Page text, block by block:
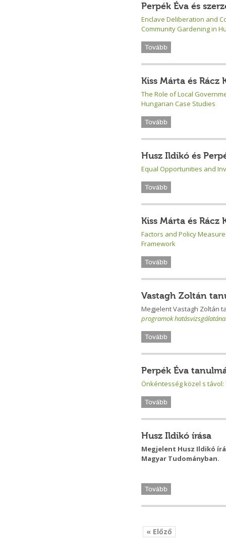
Perpék Éva és
Enclave Deliberation and
Community Gardening in
Tovább
Kiss Márta és
The Role of Local
Hungarian Case Studies
Tovább
Husz Ildikó és
Equal Opportunities and
Tovább
Kiss Márta és Rácz
Factors and Policy
Framework
Tovább
Vastagh Zoltán
Megjelent Vastagh Zoltán
programok
Tovább
Perpék Éva
Önkéntesség közel s
Tovább
Husz Ildikó írása
Megjelent Husz Ildikó
Magyar Tudományban.
Tovább
« Előző